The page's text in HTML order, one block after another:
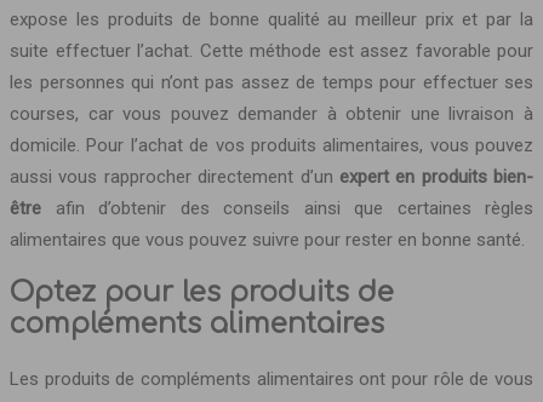
expose les produits de bonne qualité au meilleur prix et par la
suite effectuer l’achat. Cette méthode est assez favorable pour
les personnes qui n’ont pas assez de temps pour effectuer ses
courses, car vous pouvez demander à obtenir une livraison à
domicile. Pour l’achat de vos produits alimentaires, vous pouvez
aussi vous rapprocher directement d’un expert en produits bien-
être afin d’obtenir des conseils ainsi que certaines règles
alimentaires que vous pouvez suivre pour rester en bonne santé.
Optez pour les produits de
compléments alimentaires
Les produits de compléments alimentaires ont pour rôle de vous